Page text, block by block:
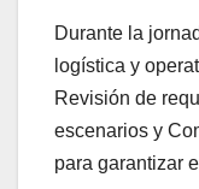
Durante la
logística y
Revisión de
escenarios y
para garantizar